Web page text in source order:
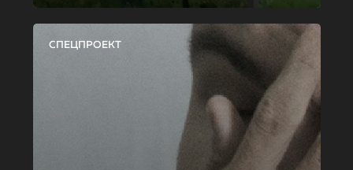
СПЕЦПРОЕКТ